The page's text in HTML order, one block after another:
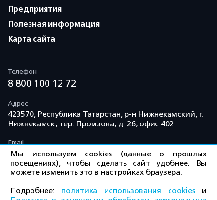
Предприятия
Полезная информация
Карта сайта
Телефон
8 800 100 12 72
Адрес
423570, Республика Татарстан, р-н Нижнекамский, г.
Нижнекамск, тер. Промзона, д. 26, офис 402
Email
info@td-kama.com
©ООО «Торговый дом «Кама» 2026 / Все права
защищены.
Мы используем cookies (данные о прошлых
посещениях), чтобы сделать сайт удобнее. Вы
можете изменить это в настройках браузера.
Подробнее: политика использования cookies и